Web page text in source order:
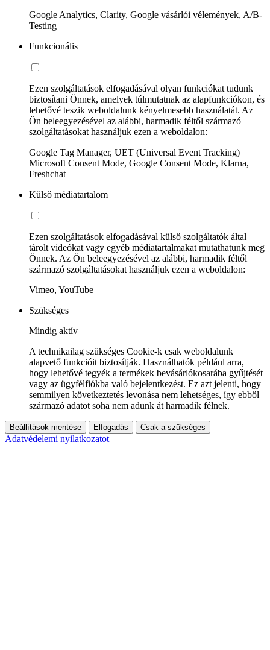
Google Analytics, Clarity, Google vásárlói vélemények, A/B-
Testing
Funkcionális
Ezen szolgáltatások elfogadásával olyan funkciókat tudunk
biztosítani Önnek, amelyek túlmutatnak az alapfunkciókon, és
lehetővé teszik weboldalunk kényelmesebb használatát. Az
Ön beleegyezésével az alábbi, harmadik féltől származó
szolgáltatásokat használjuk ezen a weboldalon:
Google Tag Manager, UET (Universal Event Tracking)
Microsoft Consent Mode, Google Consent Mode, Klarna,
Freshchat
Külső médiatartalom
Ezen szolgáltatások elfogadásával külső szolgáltatók által
tárolt videókat vagy egyéb médiatartalmakat mutathatunk meg
Önnek. Az Ön beleegyezésével az alábbi, harmadik féltől
származó szolgáltatásokat használjuk ezen a weboldalon:
Vimeo, YouTube
Szükséges
Mindig aktív
A technikailag szükséges Cookie-k csak weboldalunk
alapvető funkcióit biztosítják. Használhatók például arra,
hogy lehetővé tegyék a termékek bevásárlókosarába gyűjtését
vagy az ügyfélfiókba való bejelentkezést. Ez azt jelenti, hogy
semmilyen következtetés levonása nem lehetséges, így ebből
származó adatot soha nem adunk át harmadik félnek.
Beállítások mentése Elfogadás Csak a szükséges
Adatvédelemi nyilatkozatot